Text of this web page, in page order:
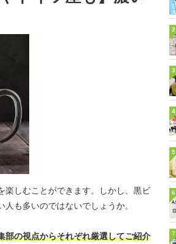
楽しむことができます。しかし、黒ビ
も多いのではないでしょうか。
部の視点からそれぞれ厳選してご紹介
2
3
4
5
6
7